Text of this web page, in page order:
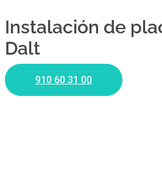
Instalación de
Dalt
910 60 31 00